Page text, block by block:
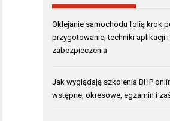
Oklejanie samochodu folią krok
przygotowanie, techniki aplikacji
zabezpieczenia
Jak wyglądają szkolenia BHP
wstępne, okresowe, egzamin i